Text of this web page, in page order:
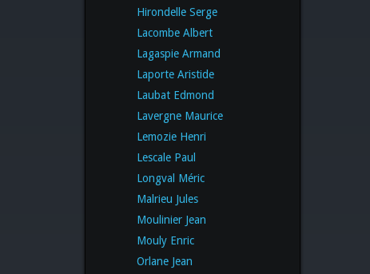
Hirondelle Serge
Lacombe Albert
Lagaspie Armand
Laporte Aristide
Laubat Edmond
Lavergne Maurice
Lemozie Henri
Lescale Paul
Longval Méric
Malrieu Jules
Moulinier Jean
Mouly Enric
Orlane Jean